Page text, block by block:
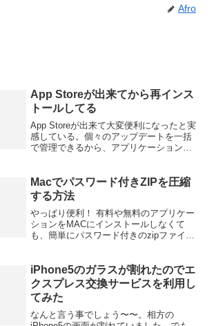
Afro
App Storeが出来てから再インス
トールしてる
App Storeが出来て大変便利になったと実
感している。個々のアップデートを一括
で管理できるから、アプリケーション毎
Storeからインストールできるソフトは、
再イン...
Macでパスワード付きZIPを圧縮
する方法
やっぱり便利！ 有料や無料のアプリケー
ションをMACにインストールしなくて
も、簡単にパスワード付きのzipファイル
の圧縮ファイルのになります。コマンド
の入力だけで簡単に...
iPhone5のガラスが割れたのでエ
クスプレス交換サービスを利用し
てみた
なんと言う事でしょう〜〜。相方の